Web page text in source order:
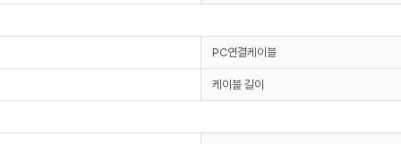
PC연결케이블
케이블 길이